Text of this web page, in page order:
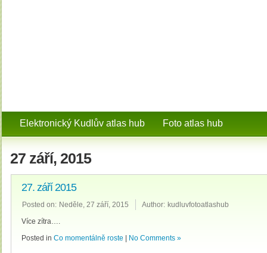
Elektronický Kudlův atlas hub Foto atlas hub
27 září, 2015
27. září 2015
Posted on: Neděle, 27 září, 2015 Author: kudluvfotoatlashub
Více zítra….
Posted in Co momentálně roste No Comments »